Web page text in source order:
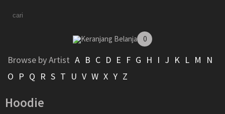
Keranjang Belanja 0
Browse by Artist A B C D E F G H I J K L M
N
O P Q R S T U V W X Y Z
Hoodie